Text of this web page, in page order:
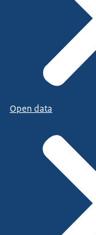
Open data